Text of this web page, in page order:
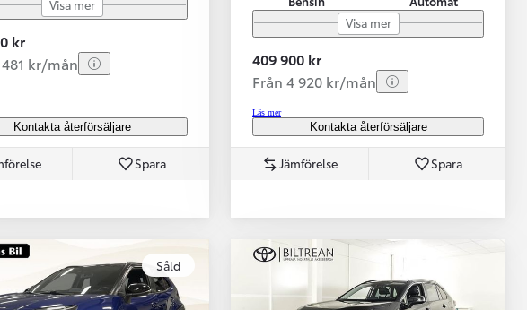
& LADDHYBRIDVisa mer
kr
kr/mån
Kontakta återförsäljare
Spara
Visa mer
409 900 kr
Från 4 920 kr/mån
Läs mer
Kontakta återförsäljare
Jämförelse Spara
Såld